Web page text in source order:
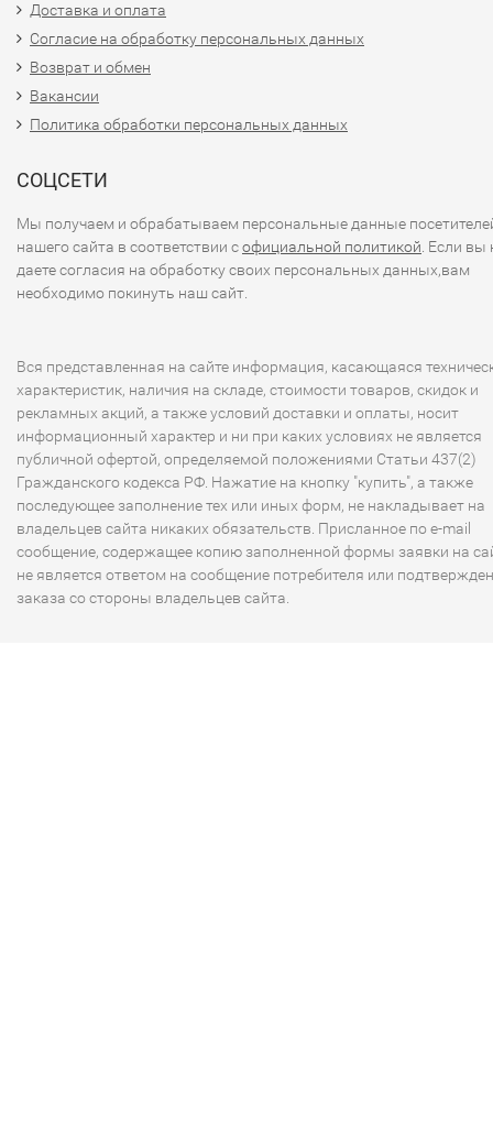
Доставка и оплата
Согласие на обработку персональных данных
Возврат и обмен
Вакансии
Политика обработки персональных данных
СОЦСЕТИ
Мы получаем и обрабатываем персональные данные
нашего сайта в соответствии софициальной политикой . Если вы
даете согласия на обработку своих персональных данных,вам
необходимо покинуть наш сайт.
Вся представленная на сайте информация, касающаяся
характеристик, наличия на складе, стоимости товаров, скидок и
рекламных акций, а также условий доставки и оплаты, носит
информационный характер и ни при каких условиях не является
публичной офертой, определяемой положениями Статьи 437(2)
Гражданского кодекса РФ. Нажатие на кнопку "купить", а также
последующее заполнение тех или иных форм, не накладывает на
владельцев сайта никаких обязательств. Присланное по e-mail
сообщение, содержащее копию заполненной формы заявки на
не является ответом на сообщение потребителя или
заказа со стороны владельцев сайта.